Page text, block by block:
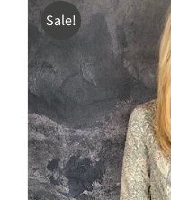
Sale!